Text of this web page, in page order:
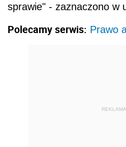
sprawie" - zaznaczono w
Polecamy serwis: Prawo
REKLAMA